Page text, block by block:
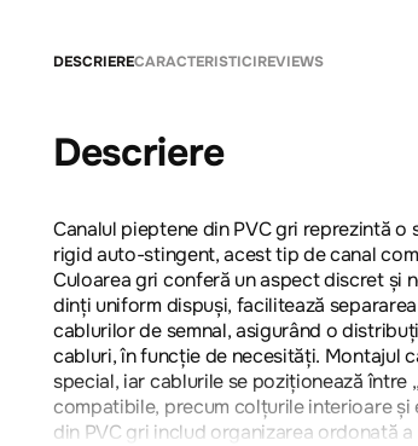
DESCRIERECARACTERISTICIREVIEWS
Descriere
Canalul pieptene din PVC gri reprezintă
rigid auto-stingent, acest tip de canal
Culoarea gri conferă un aspect discret și
dinți uniform dispuși, facilitează
cablurilor de semnal, asigurând o
cabluri, în funcție de necesități. Montajul
special, iar cablurile se poziționează
compatibile, precum colțurile interioare și
din PVC gri includ organizarea ordonată